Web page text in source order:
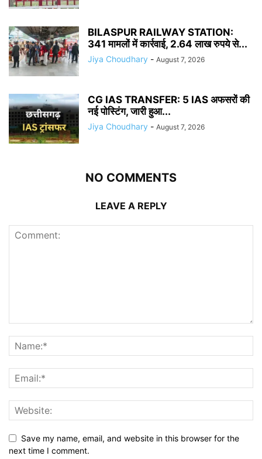
BILASPUR RAILWAY STATION:
341 मामलों में कार्रवाई, 2.64 लाख रुपये से...
Jiya Choudhary - August 7, 2026
CG IAS TRANSFER: 5 IAS अफसरों की
नई पोस्टिंग, जारी हुआ...
Jiya Choudhary - August 7, 2026
NO COMMENTS
LEAVE A REPLY
Save my name, email, and website in this browser for the
next time I comment.